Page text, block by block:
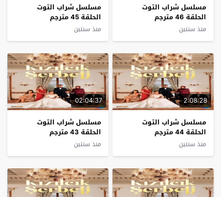
مسلسل شراب التوت
الحلقة 46 مترجم
منذ سنتين
مسلسل شراب التوت
الحلقة 45 مترجم
منذ سنتين
2:08:28
مسلسل شراب التوت
الحلقة 44 مترجم
منذ سنتين
02:04:37
مسلسل شراب التوت
الحلقة 43 مترجم
منذ سنتين